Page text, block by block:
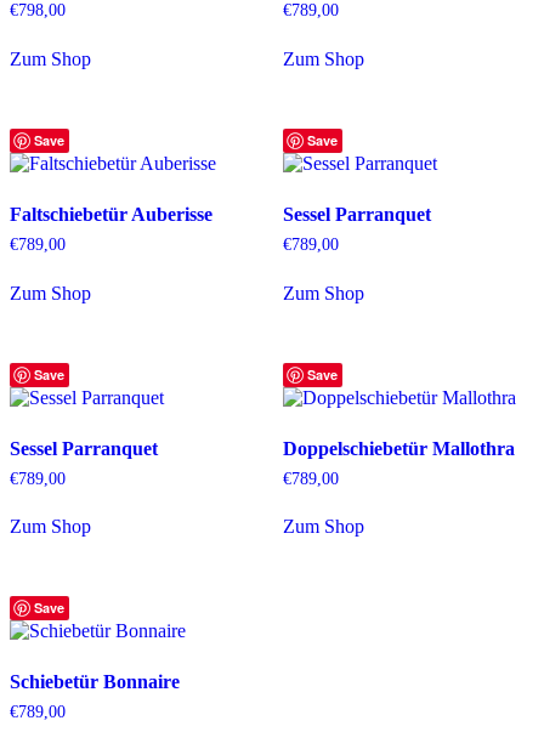
€798,00
Zum Shop
€789,00
Zum Shop
Save
Faltschiebetür Auberisse
€789,00
Zum Shop
Save
Sessel Parranquet
€789,00
Zum Shop
Save
Sessel Parranquet
€789,00
Zum Shop
Save
Doppelschiebetür Mallothra
€789,00
Zum Shop
Save
Schiebetür Bonnaire
€789,00